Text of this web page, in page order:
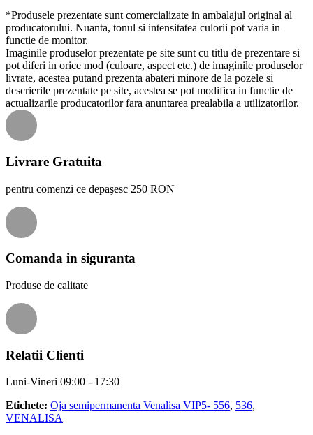
*Produsele prezentate sunt comercializate in ambalajul original al
producatorului. Nuanta, tonul si intensitatea culorii pot varia in
functie de monitor.
Imaginile produselor prezentate pe site sunt cu titlu de prezentare si
pot diferi in orice mod (culoare, aspect etc.) de imaginile produselor
livrate, acestea putand prezenta abateri minore de la pozele si
descrierile prezentate pe site, acestea se pot modifica in functie de
actualizarile producatorilor fara anuntarea prealabila a utilizatorilor.
Livrare Gratuita
pentru comenzi ce depaşesc 250 RON
Comanda in siguranta
Produse de calitate
Relatii Clienti
Luni-Vineri 09:00 - 17:30
Etichete: Oja semipermanenta Venalisa VIP5- 556, 536,
VENALISA